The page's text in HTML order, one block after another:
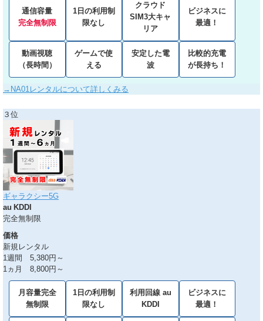
通信容量
完全無制限
1日の利用制
限なし
クラウド
SIM3大キャ
リア
ビジネスに
最適！
動画視聴
（長時間）
ゲームで使
える
安定した電
波
比較的充電
が長持ち！
→NA01レンタルについて詳しくみる
３位
ギャラクシー5G
au KDDI
完全無制限
価格
新規レンタル
1週間 5,380円～
1ヵ月 8,800円～
月容量完全
無制限
1日の利用制
限なし
利用回線 au
KDDI
ビジネスに
最適！